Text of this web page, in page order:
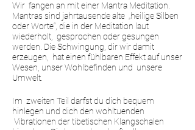
Wir fangen an mit einer Mantra Meditation.
Mantras sind jahrtausende alte „heilige Silben
oder Worte“, die in der Meditation laut
wiederholt, gesprochen oder gesungen
werden. Die Schwingung, dir wir damit
erzeugen, hat einen fühlbaren Effekt auf unser
Wesen, unser Wohlbefinden und unsere
Umwelt.
Im zweiten Teil darfst du dich bequem
hinlegen und dich den wohltuenden
Vibrationen der tibetischen Klangschalen